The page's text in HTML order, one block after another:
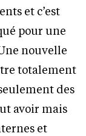
et c’est
pour une
nouvelle
totalement
des
avoir mais
et